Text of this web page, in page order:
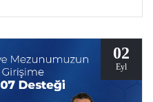
02
Eyl